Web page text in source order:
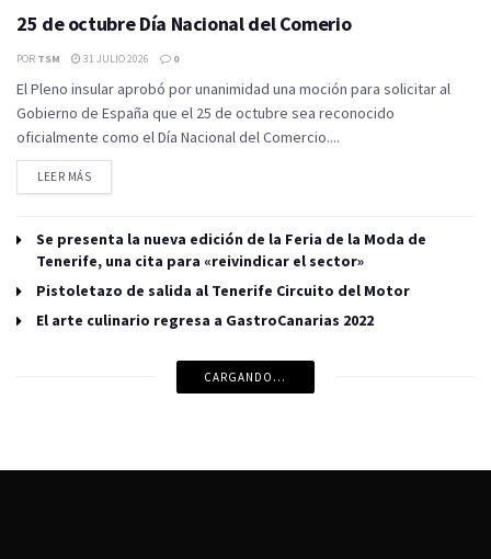
25 de octubre Día Nacional del Comerio
POR TSM 31 JULIO 2026 0
El Pleno insular aprobó por unanimidad una moción para solicitar al
Gobierno de España que el 25 de octubre sea reconocido
oficialmente como el Día Nacional del Comercio....
LEER MÁS
Se presenta la nueva edición de la Feria de la Moda de
Tenerife, una cita para «reivindicar el sector»
Pistoletazo de salida al Tenerife Circuito del Motor
El arte culinario regresa a GastroCanarias 2022
CARGANDO...